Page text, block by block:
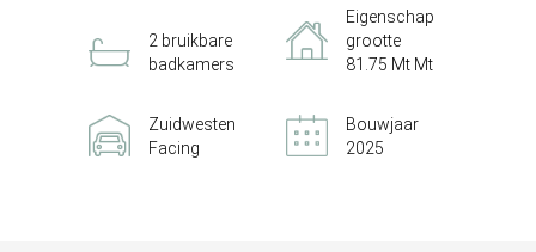
2 bruikbare
badkamers
Eigenschap
grootte
81.75 Mt Mt
Zuidwesten
Facing
Bouwjaar
2025